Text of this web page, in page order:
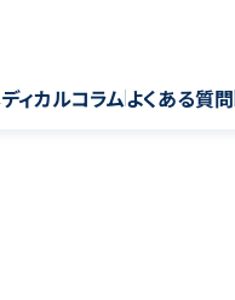
ィカルコラムよくある質問